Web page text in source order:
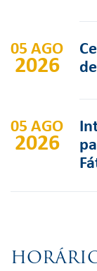
05 AGO
2026
05 AGO
2026